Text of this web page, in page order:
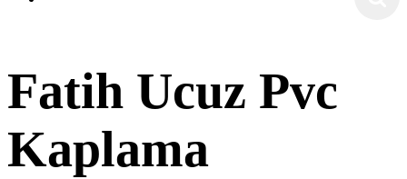
Fatih Ucuz Pvc
Kaplama